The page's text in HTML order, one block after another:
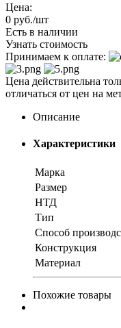
Цена:
0 руб./шт
Есть в наличии
Узнать стоимость
Принимаем к оплате:
Цена действительна
отличаться от цен на
Описание
Характеристики
Марка
Размер
НТД
Тип
Способ
Конструкция
Материал
Похожие товары